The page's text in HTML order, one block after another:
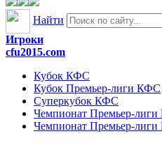
Найти
Игроки
cfu2015.com
Кубок КФС
Кубок Премьер-лиги КФС
Суперкубок КФС
Чемпионат Премьер-
Чемпионат Премьер-